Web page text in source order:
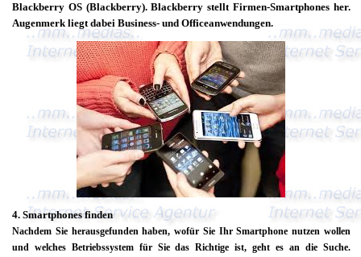
Blackberry OS (Blackberry). Blackberry stellt Firmen-Smartphones her.
Augenmerk liegt dabei Business- und Officeanwendungen.
4. Smartphones finden
Nachdem Sie herausgefunden haben, wofür Sie Ihr Smartphone nutzen wollen
und welches Betriebssystem für Sie das Richtige ist, geht es an die Suche.